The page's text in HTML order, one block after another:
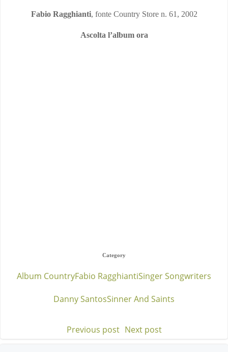
Fabio Ragghianti, fonte Country Store n. 61, 2002
Ascolta l’album ora
Category
Album CountryFabio RagghiantiSinger Songwriters
Danny SantosSinner And Saints
Post
Previous post Post
Next post